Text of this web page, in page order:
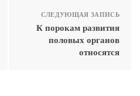
СЛЕДУЮЩАЯ ЗАПИСЬ
К порокам развития
половых органов
относятся